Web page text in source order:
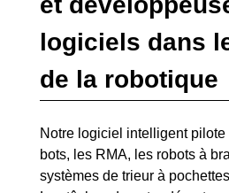
logiciels dans
de la robotique
Notre logiciel intelligent
bots, les RMA, les robots à
systèmes de trieur à